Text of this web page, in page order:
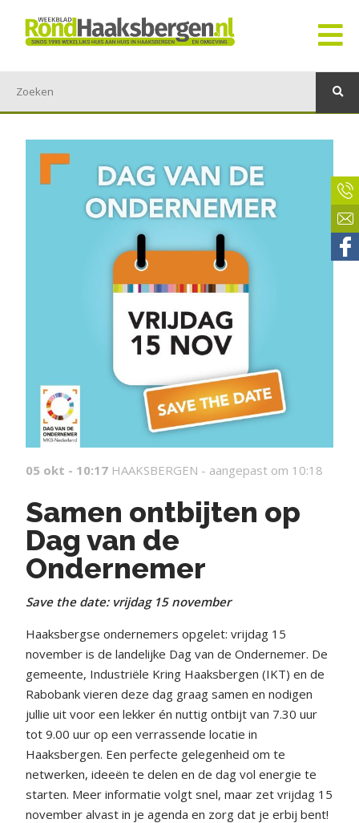
05 okt - 10:17 HAAKSBERGEN - aangepast om 10:18
Samen ontbijten op
Dag van de
Ondernemer
Save the date: vrijdag 15 november
Haaksbergse ondernemers opgelet: vrijdag 15
november is de landelijke Dag van de Ondernemer. De
gemeente, Industriële Kring Haaksbergen (IKT) en de
Rabobank vieren deze dag graag samen en nodigen
jullie uit voor een lekker én nuttig ontbijt van 7.30 uur
tot 9.00 uur op een verrassende locatie in
Haaksbergen. Een perfecte gelegenheid om te
netwerken, ideeën te delen en de dag vol energie te
starten. Meer informatie volgt snel, maar zet vrijdag 15
november alvast in je agenda en zorg dat je erbij bent!